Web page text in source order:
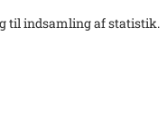
til indsamling af statistik.